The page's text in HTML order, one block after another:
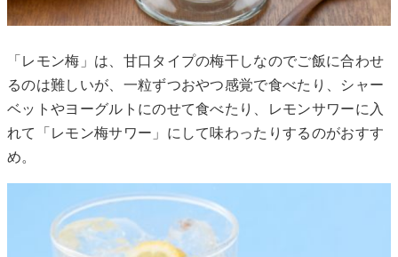
「レモン梅」は、甘口タイプの梅干しなのでご飯に合わせ
るのは難しいが、一粒ずつおやつ感覚で食べたり、シャー
ベットやヨーグルトにのせて食べたり、レモンサワーに入
れて「レモン梅サワー」にして味わったりするのがおすす
め。